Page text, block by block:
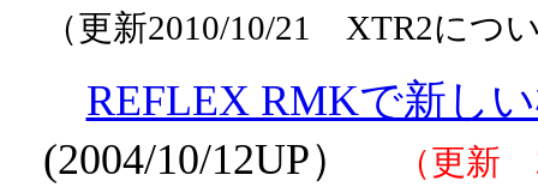
（更新2010/10/21 XTR2につ
REFLEX RMKで新し
(2004/10/12UP）
（更新